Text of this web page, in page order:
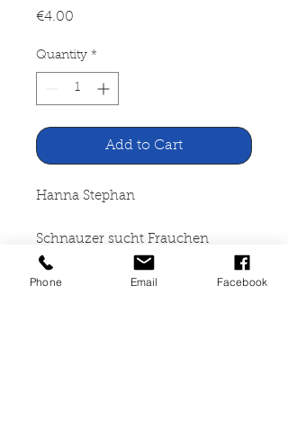
€4.00
Quantity *
Add to Cart
Hanna Stephan
Schnauzer sucht Frauchen
W. Fischer Verlag, Göttingen
Phone Email Facebook